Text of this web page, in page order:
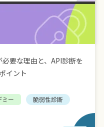
要な理由と、API診断を
イント
ミー
脆弱性診断